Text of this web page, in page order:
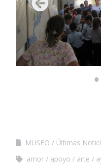
•
MUSEO
Últimas
amor
apoyo arte